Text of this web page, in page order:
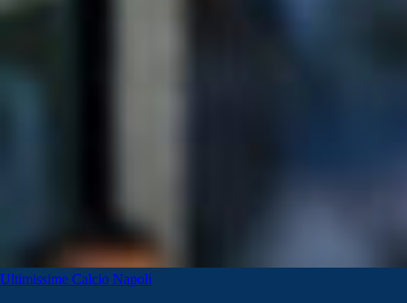
Ultimissime Calcio Napoli